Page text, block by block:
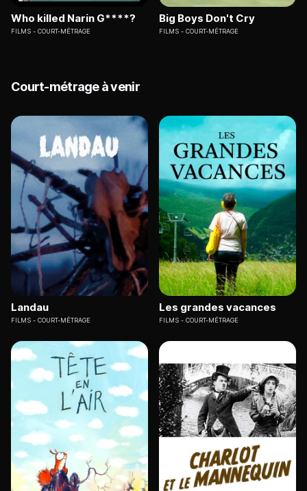
Who killed Narin G****?
FILMS COURT-MÉTRAGE
Big Boys Don't Cry
FILMS COURT-MÉTRAGE
Court-métrage à venir
Landau
FILMS COURT-MÉTRAGE
Les grandes vacances
FILMS COURT-MÉTRAGE